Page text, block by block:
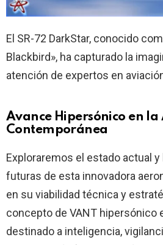
El SR-72 DarkStar, conocido
Blackbird», ha capturado la
atención de expertos en
Avance Hipersónico en
Contemporánea
Exploraremos el estado actual
futuras de esta innovadora
en su viabilidad técnica y
concepto de VANT hipersónico
destinado a inteligencia,